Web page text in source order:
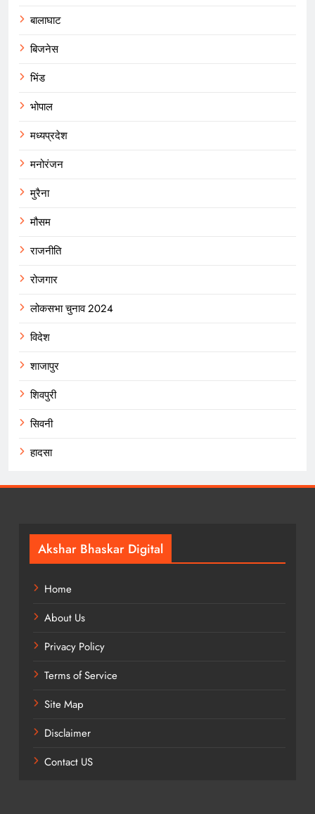
बालाघाट
बिजनेस
भिंड
भोपाल
मध्यप्रदेश
मनोरंजन
मुरैना
मौसम
राजनीति
रोजगार
लोकसभा चुनाव 2024
विदेश
शाजापुर
शिवपुरी
सिवनी
हादसा
Akshar Bhaskar Digital
Home
About Us
Privacy Policy
Terms of Service
Site Map
Disclaimer
Contact US